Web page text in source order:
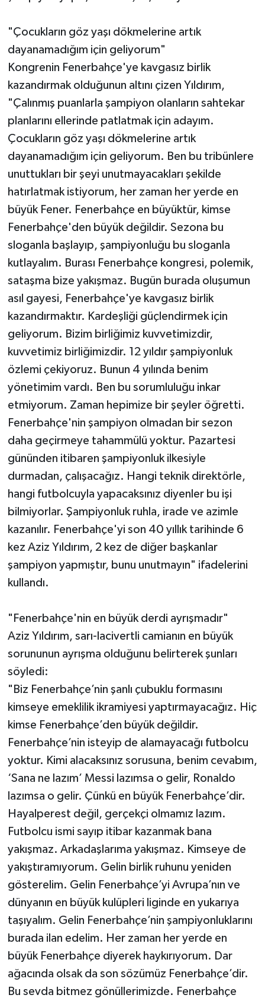
"Çocukların göz yaşı dökmelerine artık
dayanamadığım için geliyorum"
Kongrenin Fenerbahçe'ye kavgasız birlik
kazandırmak olduğunun altını çizen Yıldırım,
"Çalınmış puanlarla şampiyon olanların sahtekar
planlarını ellerinde patlatmak için adayım.
Çocukların göz yaşı dökmelerine artık
dayanamadığım için geliyorum. Ben bu tribünlere
unuttukları bir şeyi unutmayacakları şekilde
hatırlatmak istiyorum, her zaman her yerde en
büyük Fener. Fenerbahçe en büyüktür, kimse
Fenerbahçe'den büyük değildir. Sezona bu
sloganla başlayıp, şampiyonluğu bu sloganla
kutlayalım. Burası Fenerbahçe kongresi, polemik,
sataşma bize yakışmaz. Bugün burada oluşumun
asıl gayesi, Fenerbahçe'ye kavgasız birlik
kazandırmaktır. Kardeşliği güçlendirmek için
geliyorum. Bizim birliğimiz kuvvetimizdir,
kuvvetimiz birliğimizdir. 12 yıldır şampiyonluk
özlemi çekiyoruz. Bunun 4 yılında benim
yönetimim vardı. Ben bu sorumluluğu inkar
etmiyorum. Zaman hepimize bir şeyler öğretti.
Fenerbahçe'nin şampiyon olmadan bir sezon
daha geçirmeye tahammülü yoktur. Pazartesi
gününden itibaren şampiyonluk ilkesiyle
durmadan, çalışacağız. Hangi teknik direktörle,
hangi futbolcuyla yapacaksınız diyenler bu işi
bilmiyorlar. Şampiyonluk ruhla, irade ve azimle
kazanılır. Fenerbahçe'yi son 40 yıllık tarihinde 6
kez Aziz Yıldırım, 2 kez de diğer başkanlar
şampiyon yapmıştır, bunu unutmayın" ifadelerini
kullandı.
"Fenerbahçe'nin en büyük derdi ayrışmadır"
Aziz Yıldırım, sarı-lacivertli camianın en büyük
sorununun ayrışma olduğunu belirterek şunları
söyledi:
"Biz Fenerbahçe’nin şanlı çubuklu formasını
kimseye emeklilik ikramiyesi yaptırmayacağız. Hiç
kimse Fenerbahçe’den büyük değildir.
Fenerbahçe’nin isteyip de alamayacağı futbolcu
yoktur. Kimi alacaksınız sorusuna, benim cevabım,
‘Sana ne lazım’ Messi lazımsa o gelir, Ronaldo
lazımsa o gelir. Çünkü en büyük Fenerbahçe’dir.
Hayalperest değil, gerçekçi olmamız lazım.
Futbolcu ismi sayıp itibar kazanmak bana
yakışmaz. Arkadaşlarıma yakışmaz. Kimseye de
yakıştıramıyorum. Gelin birlik ruhunu yeniden
gösterelim. Gelin Fenerbahçe’yi Avrupa’nın ve
dünyanın en büyük kulüpleri liginde en yukarıya
taşıyalım. Gelin Fenerbahçe’nin şampiyonluklarını
burada ilan edelim. Her zaman her yerde en
büyük Fenerbahçe diyerek haykırıyorum. Dar
ağacında olsak da son sözümüz Fenerbahçe’dir.
Bu sevda bitmez gönüllerimizde. Fenerbahçe